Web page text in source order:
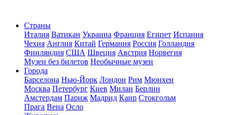
Страны
Италия Ватикан Украина Франция Египет Испания
Чехия Англия Китай Германия Россия Голландия
Финляндия США Швеция Австрия Норвегия
Музеи без билетов Необычные музеи
Города
Барселона Нью-Йорк Лондон Рим Мюнхен
Москва Петербург Киев Милан Берлин
Амстердам Париж Мадрид Каир Стокгольм
Прага Вена Осло